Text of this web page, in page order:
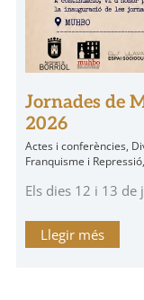
Jornades de
2026
Actes i conferències,
Franquisme i Repressió,
Els dies 12 i 13 de
Llegir més